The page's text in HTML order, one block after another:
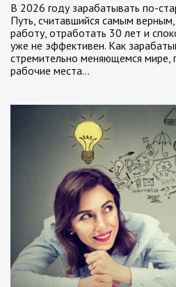
В 2026 году зарабатывать по-
Путь, считавшийся самым
работу, отработать 30 лет и
уже не эффективен. Как
стремительно меняющемся мире,
рабочие места…